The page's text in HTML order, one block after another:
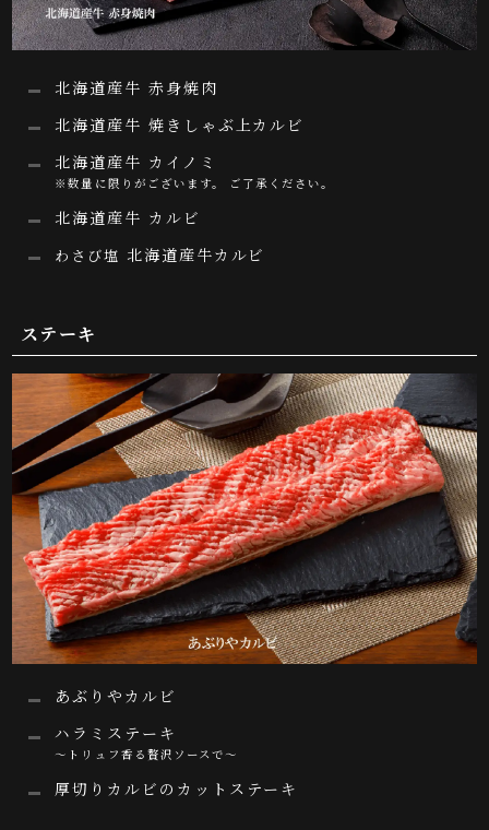
北海道産牛 赤身焼肉
北海道産牛 焼きしゃぶ上カルビ
北海道産牛 カイノミ
※数量に限りがございます。 ご了承ください。
北海道産牛 カルビ
わさび塩 北海道産牛カルビ
ステーキ
あぶりやカルビ
ハラミステーキ
～トリュフ香る贅沢ソースで～
厚切りカルビのカットステーキ